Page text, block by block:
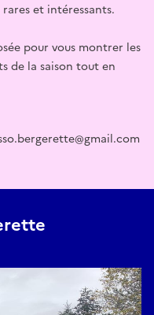
et intéressants.
pour vous montrer les
de la saison tout en